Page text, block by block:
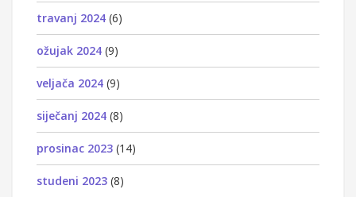
travanj 2024 (6)
ožujak 2024 (9)
veljača 2024 (9)
siječanj 2024 (8)
prosinac 2023 (14)
studeni 2023 (8)